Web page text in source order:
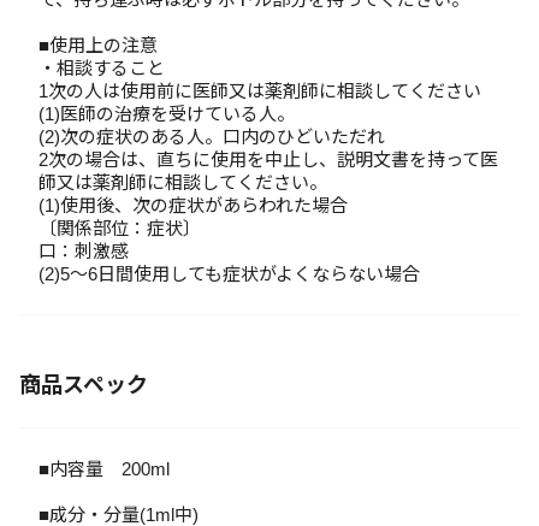
■使用上の注意
・相談すること
1次の人は使用前に医師又は薬剤師に相談してください
(1)医師の治療を受けている人。
(2)次の症状のある人。口内のひどいただれ
2次の場合は、直ちに使用を中止し、説明文書を持って医
師又は薬剤師に相談してください。
(1)使用後、次の症状があらわれた場合
〔関係部位：症状〕
口：刺激感
(2)5～6日間使用しても症状がよくならない場合
商品スペック
■内容量 200ml
■成分・分量(1ml中)